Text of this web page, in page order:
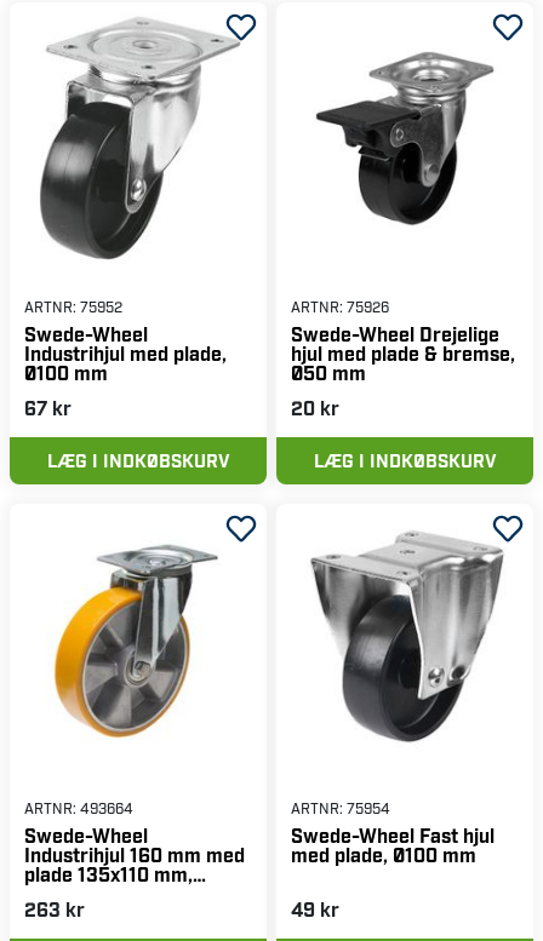
ARTNR: 75952
Swede-Wheel
Industrihjul med plade,
Ø100 mm
67 kr
LÆG I INDKØBSKURV
ARTNR: 75926
Swede-Wheel Drejelige
hjul med plade & bremse,
Ø50 mm
20 kr
LÆG I INDKØBSKURV
ARTNR: 493664
Swede-Wheel
Industrihjul 160 mm med
plade 135x110 mm,
aluminiumsnav, PUR-
bane
263 kr
ARTNR: 75954
Swede-Wheel Fast hjul
med plade, Ø100 mm
49 kr